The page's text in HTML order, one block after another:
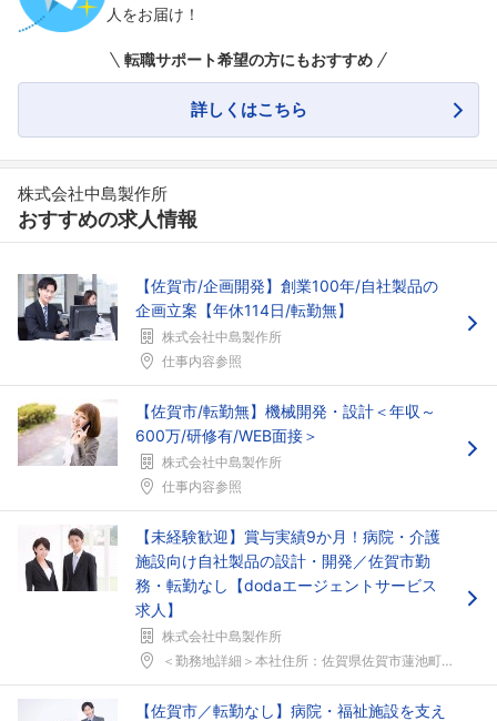
人をお届け！
転職サポート希望の方にもおすすめ
詳しくはこちら
株式会社中島製作所
おすすめの求人情報
【佐賀市/企画開発】創業100年/自社製品の
企画立案【年休114日/転勤無】
株式会社中島製作所
仕事内容参照
【佐賀市/転勤無】機械開発・設計＜年収～
600万/研修有/WEB面接＞
株式会社中島製作所
仕事内容参照
【未経験歓迎】賞与実績9か月！病院・介護
施設向け自社製品の設計・開発／佐賀市勤
務・転勤なし【dodaエージェントサービス
求人】
株式会社中島製作所
＜勤務地詳細＞本社住所：佐賀県佐賀市蓮池町大字蓮池...
【佐賀市／転勤なし】病院・福祉施設を支え